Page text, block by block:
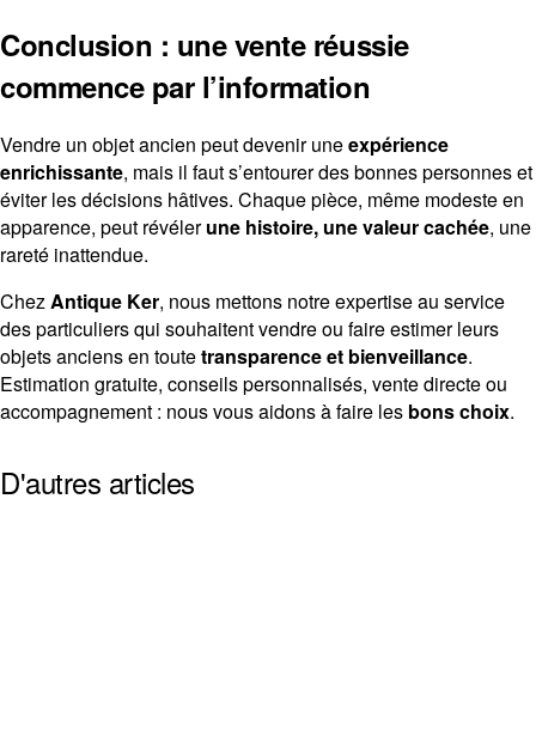
Conclusion : une vente réussie
commence par l’information
Vendre un objet ancien peut devenir uneexpérience
enrichissante, mais il faut s’entourer des bonnes personnes et
éviter les décisions hâtives. Chaque pièce, même modeste en
apparence, peut révélerune histoire, une valeur cachée, une
rareté inattendue.
ChezAntique Ker, nous mettons notre expertise au service
des particuliers qui souhaitent vendre ou faire estimer leurs
objets anciens en toutetransparence et bienveillance.
Estimation gratuite, conseils personnalisés, vente directe ou
accompagnement : nous vous aidons à faire les bons choix.
D'autres articles